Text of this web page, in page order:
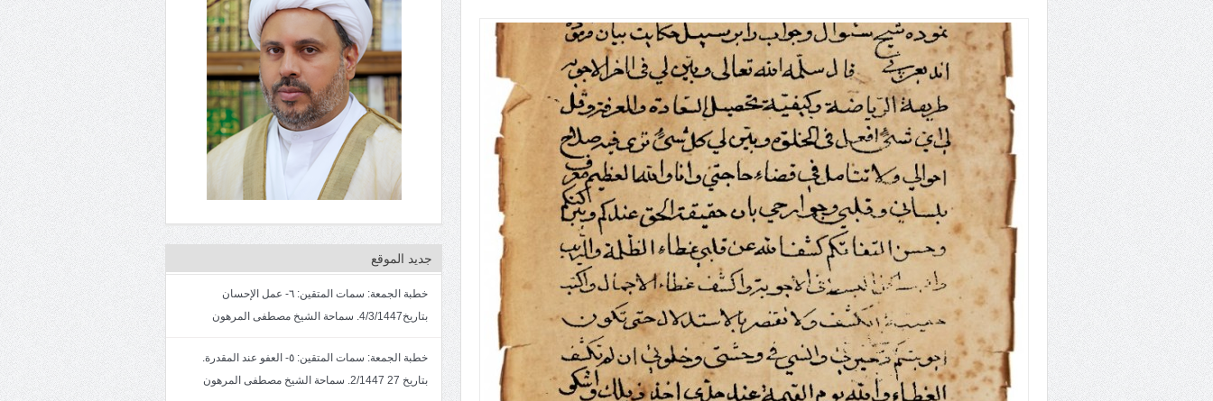
جديد الموقع
خطبة الجمعة: سمات المتقين: ٦- عمل الإحسان
بتاريخ4/3/1447. سماحة الشيخ مصطفى المرهون
خطبة الجمعة: سمات المتقين: ٥- العفو عند المقدرة.
بتاريخ 27 2/1447. سماحة الشيخ مصطفى المرهون